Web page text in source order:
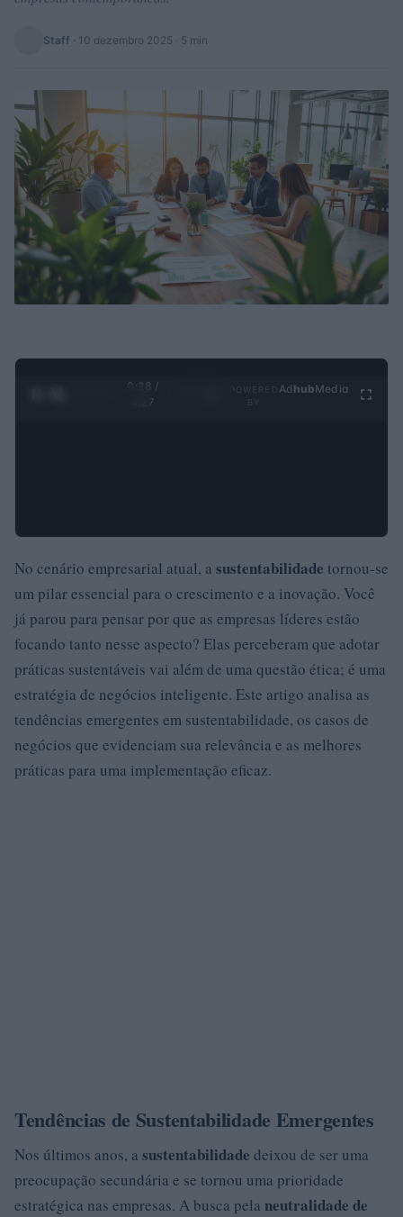
Staff · 10 dezembro 2025 · 5 min
0:29 /
4:27
Ad hubMedia
No cenário empresarial atual, a sustentabilidade tornou-se
um pilar essencial para o crescimento e a inovação. Você
já parou para pensar por que as empresas líderes estão
focando tanto nesse aspecto? Elas perceberam que adotar
práticas sustentáveis vai além de uma questão ética; é uma
estratégia de negócios inteligente. Este artigo analisa as
tendências emergentes em sustentabilidade, os casos de
negócios que evidenciam sua relevância e as melhores
práticas para uma implementação eficaz.
Tendências de Sustentabilidade Emergentes
Nos últimos anos, a sustentabilidade deixou de ser uma
preocupação secundária e se tornou uma prioridade
estratégica nas empresas. A busca pela neutralidade de